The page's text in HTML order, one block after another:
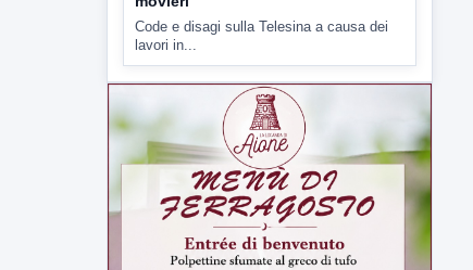
▶
Lavori sulla Telesina il Comitato
SOS 372 chiede l'impiego dei
movieri
Code e disagi sulla Telesina a causa dei
lavori in...